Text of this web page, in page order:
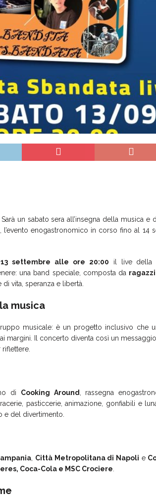
Sarà un sabato sera all’insegna della musica
, l’evento enogastronomico in corso fino al 14
settembre alle ore 20:00 il live della
una band speciale, composta da
vita, speranza e libertà.
musica
musicale: è un progetto inclusivo che
margini. Il concerto diventa così un
riflettere.
di Cooking Around , rassegna
pasticcerie, animazione, gonfiabili e
e del divertimento.
Città Metropolitana di Napoli e
Coca-Cola e MSC Crociere